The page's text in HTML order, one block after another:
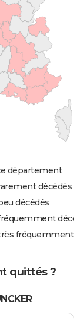
département
décédés
décédés
fréquemment
quittés ?